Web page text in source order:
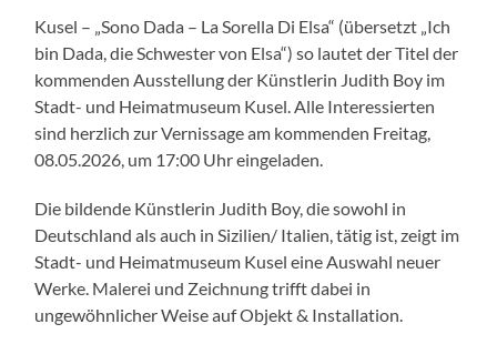
Kusel – „Sono Dada – La Sorella Di Elsa“ (übersetzt „Ich
bin Dada, die Schwester von Elsa“) so lautet der Titel der
kommenden Ausstellung der Künstlerin Judith Boy im
Stadt- und Heimatmuseum Kusel. Alle Interessierten
sind herzlich zur Vernissage am kommenden Freitag,
08.05.2026, um 17:00 Uhr eingeladen.
Die bildende Künstlerin Judith Boy, die sowohl in
Deutschland als auch in Sizilien/ Italien, tätig ist, zeigt im
Stadt- und Heimatmuseum Kusel eine Auswahl neuer
Werke. Malerei und Zeichnung trifft dabei in
ungewöhnlicher Weise auf Objekt & Installation.